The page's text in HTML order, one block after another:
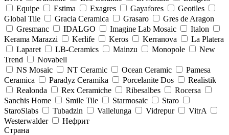
Equipe
Estima Exagres Gayafores
Geotiles
Global Tile
Gracia Ceramica Grasaro
Gres de Aragon
Gresmanc
IDALGO Imagine Lab Mosaic
Italon
Kerama Marazzi
Kerlife Keros Kerranova
La Platera
Laparet
LB-Ceramics Mainzu Monopole
New
Trend
Novabell
NS Mosaic
NT Ceramic Ocean Ceramic
Pamesa
Ceramica
Paradyz Сeramika Porcelanite Dos
Realistik
Realonda
Rex Ceramiche Ribesalbes
Rocersa
Sanchis Home
Smile Tile Starmosaic
Staro
StaroSlabs
Tubadzin Vallelunga Vidrepur
VitrA
Westerwalder
Нефрит
Страна